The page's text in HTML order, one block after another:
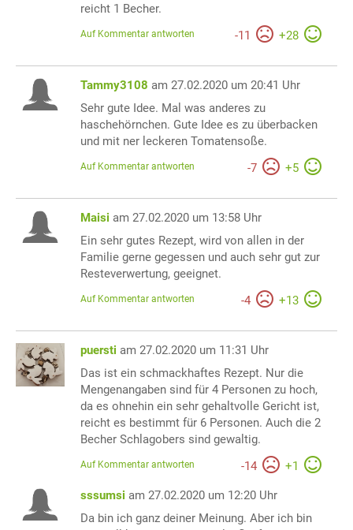
reicht 1 Becher.
-11 +28
Auf Kommentar antworten
Tammy3108 am 27.02.2020 um 20:41 Uhr
Sehr gute Idee. Mal was anderes zu
haschehörnchen. Gute Idee es zu überbacken
und mit ner leckeren Tomatensoße.
-7 +5
Auf Kommentar antworten
Maisi am 27.02.2020 um 13:58 Uhr
Ein sehr gutes Rezept, wird von allen in der
Familie gerne gegessen und auch sehr gut zur
Resteverwertung, geeignet.
-4 +13
Auf Kommentar antworten
puersti am 27.02.2020 um 11:31 Uhr
Das ist ein schmackhaftes Rezept. Nur die
Mengenangaben sind für 4 Personen zu hoch,
da es ohnehin ein sehr gehaltvolle Gericht ist,
reicht es bestimmt für 6 Personen. Auch die 2
Becher Schlagobers sind gewaltig.
-14 +1
Auf Kommentar antworten
sssumsi am 27.02.2020 um 12:20 Uhr
Da bin ich ganz deiner Meinung. Aber ich bin